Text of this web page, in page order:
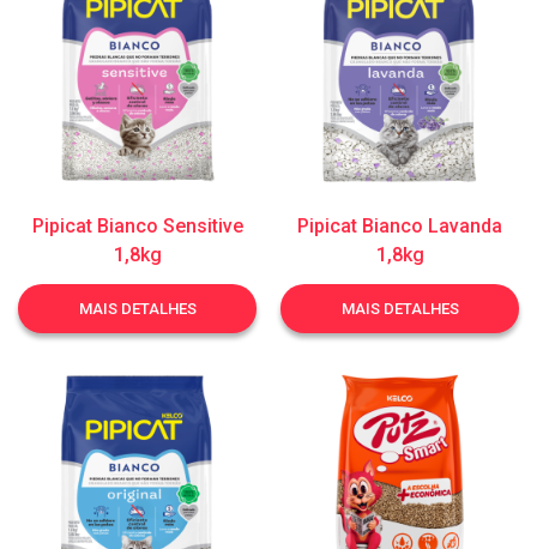
Pipicat Bianco Sensitive
1,8kg
MAIS DETALHES
Pipicat Bianco Lavanda
1,8kg
MAIS DETALHES